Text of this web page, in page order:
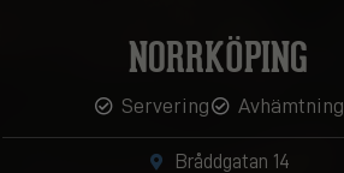
NORRKÖPING
Servering Avhämtning
Bråddgatan 14